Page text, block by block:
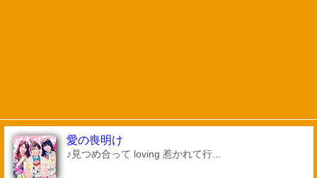
愛の喪明け
♪見つめ合って loving 惹かれて行...